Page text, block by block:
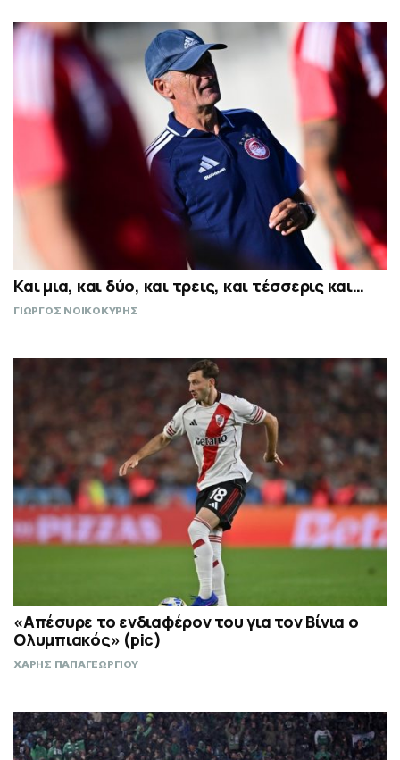
Και μια, και δύο, και τρεις, και τέσσερις και…
ΓΙΩΡΓΟΣ ΝΟΙΚΟΚΥΡΗΣ
«Απέσυρε το ενδιαφέρον του για τον Βίνια ο
Ολυμπιακός» (pic)
ΧΑΡΗΣ ΠΑΠΑΓΕΩΡΓΙΟΥ